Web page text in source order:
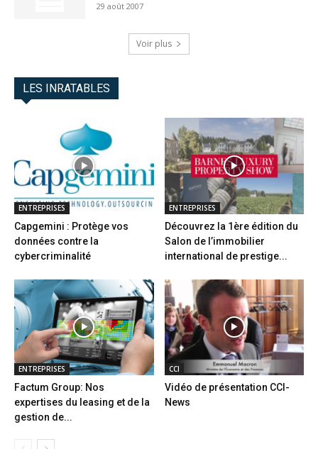
29 août 2007
Voir plus
LES INRATABLES
ENTREPRISES
Capgemini : Protège vos
données contre la
cybercriminalité
ENTREPRISES
Découvrez la 1ère édition du
Salon de l’immobilier
international de prestige...
ENTREPRISES
Factum Group: Nos
expertises du leasing et de la
gestion de...
CCI
Vidéo de présentation CCI-
News